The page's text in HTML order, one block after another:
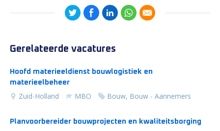
Gerelateerde vacatures
Hoofd materieeldienst bouwlogistiek en
materieelbeheer
Zuid-Holland MBO Bouw, Bouw - Aannemers
Planvoorbereider bouwprojecten en kwaliteitsborging